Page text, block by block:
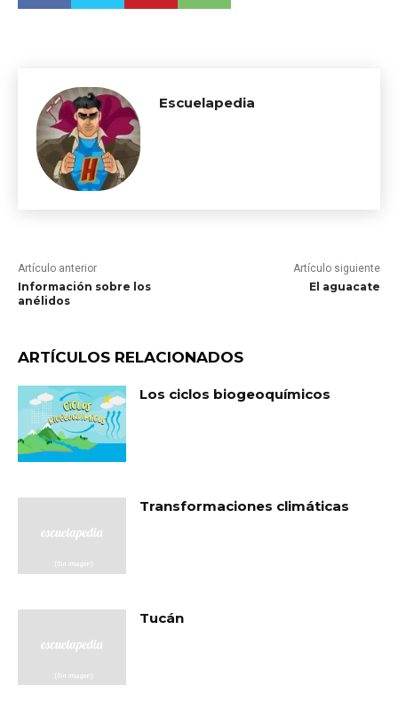
Escuelapedia
Artículo anterior
Información sobre los
anélidos
Artículo siguiente
El aguacate
ARTÍCULOS RELACIONADOS
Los ciclos biogeoquímicos
Transformaciones climáticas
Tucán